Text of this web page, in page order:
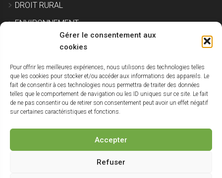
Gérer le consentement aux
cookies
Pour offrir les meilleures expériences, nous utilisons des technologies telles
que les cookies pour stocker et/ou accéder aux informations des appareils. Le
fait de consentir à ces technologies nous permettra de traiter des données
telles que le comportement de navigation ou les ID uniques sur ce site. Le fait
de ne pas consentir ou de retirer son consentement peut avoir un effet négatif
sur certaines caractéristiques et fonctions.
Accepter
Refuser
DROIT RURAL
ENVIRONNEMENT
IMMOBILIER ET CONSTRUCTION
SITE POLLUÉ
URBANISME
Haut